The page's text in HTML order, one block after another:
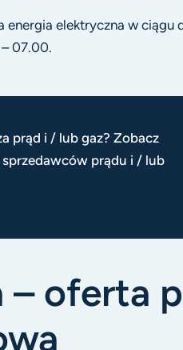
energia elektryczna w
07.00.
prąd i / lub gaz? Zobacz
prądu i / lub
– oferta